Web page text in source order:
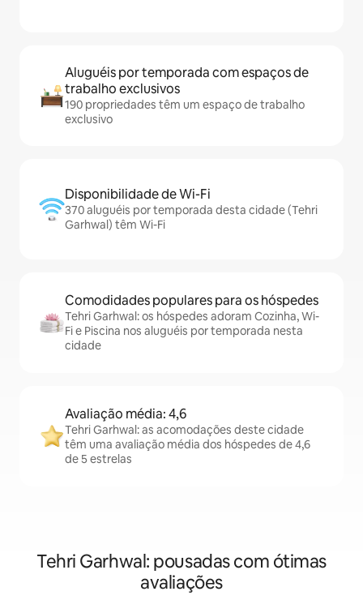
Aluguéis por temporada com espaços de
trabalho exclusivos
190 propriedades têm um espaço de trabalho
exclusivo
Disponibilidade de Wi-Fi
370 aluguéis por temporada desta cidade (Tehri
Garhwal) têm Wi-Fi
Comodidades populares para os hóspedes
Tehri Garhwal: os hóspedes adoram Cozinha, Wi-
Fi e Piscina nos aluguéis por temporada nesta
cidade
Avaliação média: 4,6
Tehri Garhwal: as acomodações deste cidade
têm uma avaliação média dos hóspedes de 4,6
de 5 estrelas
Tehri Garhwal: pousadas com ótimas
avaliações